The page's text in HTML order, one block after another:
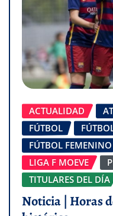
ACTUALIDAD
FÚTBOL
FÚTBOL FEMENINO
LIGA F MOEVE
TITULARES DEL DÍA
Noticia | Horas